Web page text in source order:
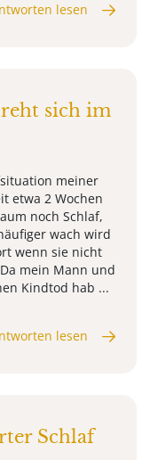
lesen
sich im
meiner
etwa 2 Wochen
noch Schlaf,
wach wird
wenn sie nicht
mein Mann und
Kindtod hab ...
lesen
Schlaf